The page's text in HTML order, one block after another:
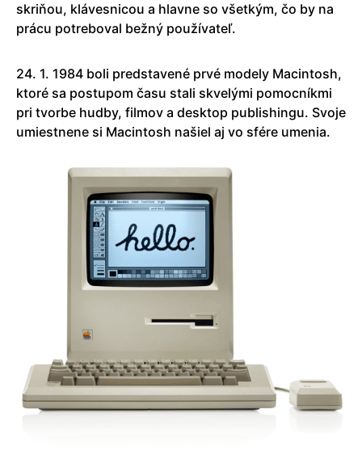
skriňou, klávesnicou a hlavne so všetkým, čo by na
prácu potreboval bežný používateľ.
24. 1. 1984 boli predstavené prvé modely Macintosh,
ktoré sa postupom času stali skvelými pomocníkmi
pri tvorbe hudby, filmov a desktop publishingu. Svoje
umiestnene si Macintosh našiel aj vo sfére umenia.